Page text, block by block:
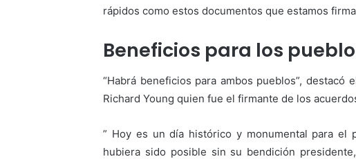
rápidos como estos documentos que estamos
Beneficios para los
“Habrá beneficios para ambos pueblos”,
Richard Young quien fue el firmante de los
” Hoy es un día histórico y monumental para el
hubiera sido posible sin su bendición